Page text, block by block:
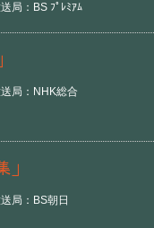
：BS ﾌﾟﾚﾐｱﾑ
：NHK総合
：BS朝日